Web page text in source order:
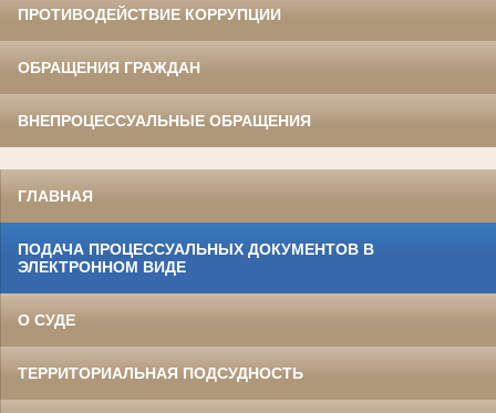
ПРОТИВОДЕЙСТВИЕ КОРРУПЦИИ
ОБРАЩЕНИЯ ГРАЖДАН
ВНЕПРОЦЕССУАЛЬНЫЕ ОБРАЩЕНИЯ
ГЛАВНАЯ
ПОДАЧА ПРОЦЕССУАЛЬНЫХ ДОКУМЕНТОВ В
ЭЛЕКТРОННОМ ВИДЕ
О СУДЕ
ТЕРРИТОРИАЛЬНАЯ ПОДСУДНОСТЬ